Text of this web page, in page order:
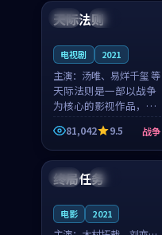
遇到告别都浸着真实
美国 完结
天际法则
电视剧 2021
主演： 汤唯、易烊千玺 等
天际法则是一部以战争
为核心的影视作品，围
绕危机、反转与人物成
长展开，整体节奏紧
凑，值得推荐观看。
81,042 9.5 战争
中国 高分
终局任务
电影 2021